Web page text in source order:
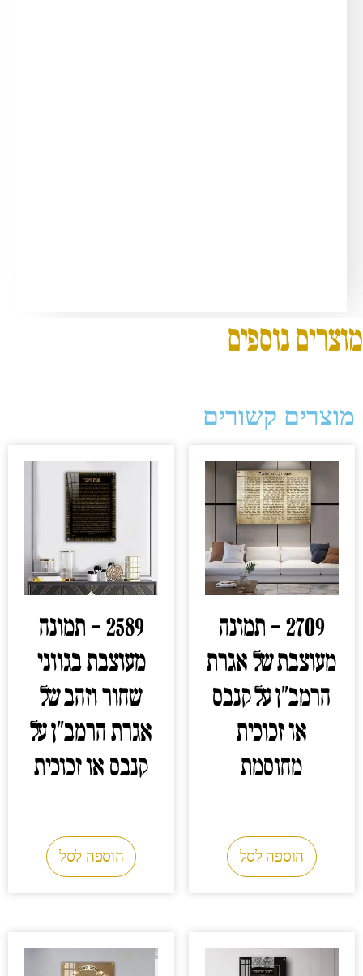
מוצרים נוספים
מוצרים קשורים
2709 – תמונה
מעוצבת של אגרת
הרמב"ן על קנבס
או זכוכית
מחוסמת
הוספה לסל
2589 – תמונה
מעוצבת בגווני
שחור וזהב של
אגרת הרמב"ן על
קנבס או זכוכית
הוספה לסל